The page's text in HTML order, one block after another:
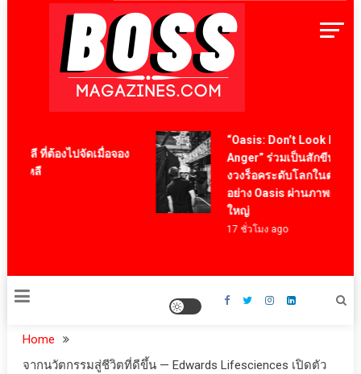
BossMagazinesThailand
ลี ที่ต้องไปจัดเมื่อจอง
“Oasis: Don’t Look Back In
Anger” ร่วมเป็นสักขีพยานการ
งวงร็อคระดับโลกในตำนาน
อย่าง Oasis ผ่านภาพยนตร์สาร
ใหญ่
17 ชั่วโมง ago
Home
จากนวัตกรรมสู่ชีวิตที่ดีขึ้น — Edwards Lifesciences เปิดตัว